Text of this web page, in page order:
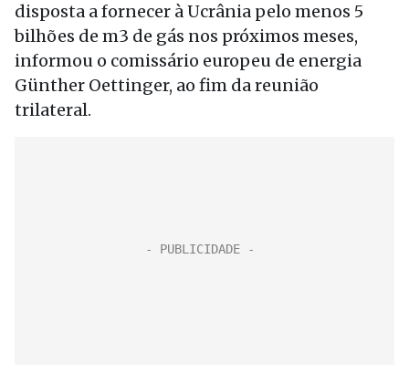
disposta a fornecer à Ucrânia pelo menos 5
bilhões de m3 de gás nos próximos meses,
informou o comissário europeu de energia
Günther Oettinger, ao fim da reunião
trilateral.